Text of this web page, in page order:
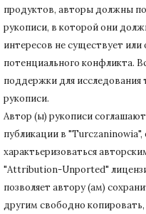
продуктов, авторы должны
рукописи, в которой они
интересов не существует или
потенциального конфликта.
поддержки для
рукописи.
Автор (ы) рукописи
публикации в "Turczaninowia",
характьеризоваться
"Attribution-Unported"
позволяет автору (ам)
другим свободно